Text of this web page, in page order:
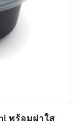
พร้อมฝาใส